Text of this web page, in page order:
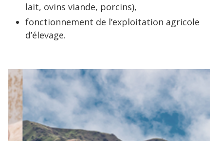
lait, ovins viande, porcins),
fonctionnement de l’exploitation agricole
d’élevage.